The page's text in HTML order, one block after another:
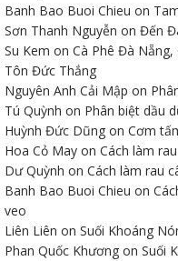
Banh Bao Buoi Chieu on
Sơn Thanh Nguyễn onĐến
Su Kem onCà Phê Đà Nẵng,
Tôn Đức Thắng
Nguyên Anh Cải Mập on
Tú Quỳnh on Phân biệt dầu
Huỳnh Đức Dũng onCơm
Hoa Cỏ May onCách làm
Dư Quỳnh onCách làm rau
Banh Bao Buoi Chieu on
veo
Liên Liên onSuối Khoáng
Phan Quốc Khương onSuối